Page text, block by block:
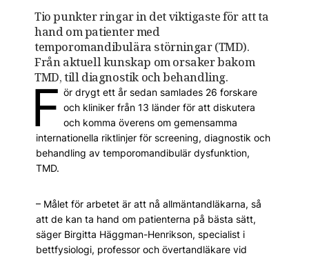
Tio punkter ringar in det viktigaste för att ta
hand om patienter med
temporomandibulära störningar (TMD).
Från aktuell kunskap om orsaker bakom
TMD, till diagnostik och behandling.
F ör drygt ett år sedan samlades 26 forskare
och kliniker från 13 länder för att diskutera
och komma överens om gemensamma
internationella riktlinjer för screening, diagnostik och
behandling av temporomandibulär dysfunktion,
TMD.
– Målet för arbetet är att nå allmäntandläkarna, så
att de kan ta hand om patienterna på bästa sätt,
säger Birgitta Häggman-Henrikson, specialist i
bettfysiologi, professor och övertandläkare vid